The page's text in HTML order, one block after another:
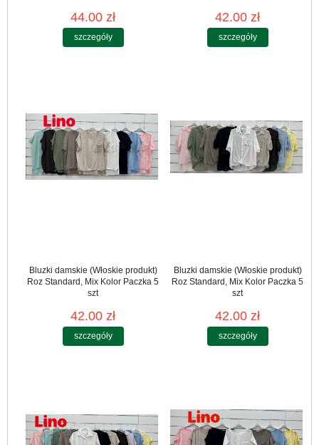
44.00 zł
szczegóły
42.00 zł
szczegóły
Bluzki damskie (Włoskie produkt)
Roz Standard, Mix Kolor Paczka 5
szt
42.00 zł
szczegóły
Bluzki damskie (Włoskie produkt)
Roz Standard, Mix Kolor Paczka 5
szt
42.00 zł
szczegóły